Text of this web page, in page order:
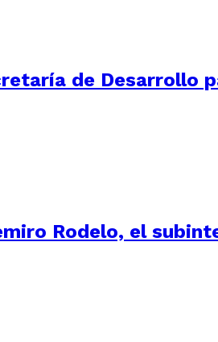
de Desarrollo
Rodelo, el